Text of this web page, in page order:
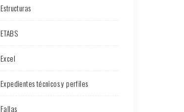
Estructuras
ETABS
Excel
Expedientes técnicos y perfiles
Fallas